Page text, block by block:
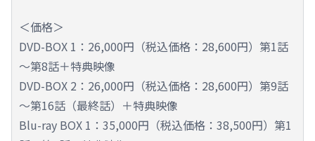
＜価格＞
DVD-BOX 1：26,000円（税込価格：28,600円）第1話
～第8話＋特典映像
DVD-BOX 2：26,000円（税込価格：28,600円）第9話
～第16話（最終話）＋特典映像
Blu-ray BOX 1：35,000円（税込価格：38,500円）第1